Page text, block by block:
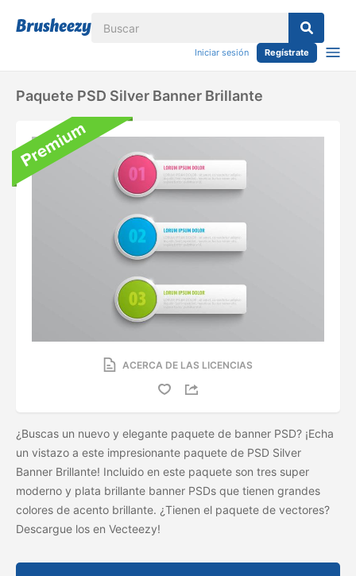
Iniciar sesión Regístrate
Paquete PSD Silver Banner Brillante
ACERCA DE LAS LICENCIAS
¿Buscas un nuevo y elegante paquete de banner PSD? ¡Echa
un vistazo a este impresionante paquete de PSD Silver
Banner Brillante! Incluido en este paquete son tres super
moderno y plata brillante banner PSDs que tienen grandes
colores de acento brillante. ¿Tienen el paquete de vectores?
Descargue los en Vecteezy!